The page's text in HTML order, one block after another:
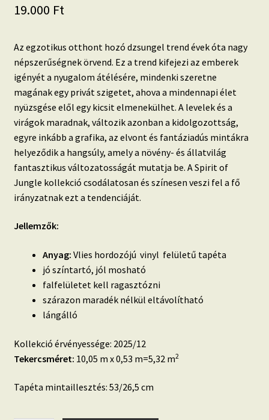
19.000 Ft
Az egzotikus otthont hozó dzsungel trend évek óta nagy
népszerűségnek örvend. Ez a trend kifejezi az emberek
igényét a nyugalom átélésére, mindenki szeretne
magának egy privát szigetet, ahova a mindennapi élet
nyüzsgése elől egy kicsit elmenekülhet. Alevelek és a
virágok maradnak, változik azonban a kidolgozottság,
egyre inkább a grafika, az elvont és fantáziadús mintákra
helyeződik a hangsúly, amely a növény- és állatvilág
fantasztikus változatosságát mutatja be. A Spirit of
Jungle kollekció csodálatosan és színesen veszi fel a fő
irányzatnak ezt a tendenciáját.
Jellemzők:
Anyag: Vlies hordozójú vinyl felületű tapéta
jó színtartó, jól mosható
falfelületet kell ragasztózni
szárazon maradék nélkül eltávolítható
lángálló
Kollekció érvényessége: 2025/12
Tekercsméret: 10,05 m x 0,53 m=5,32 m2
Tapéta mintaillesztés: 53/26,5 cm